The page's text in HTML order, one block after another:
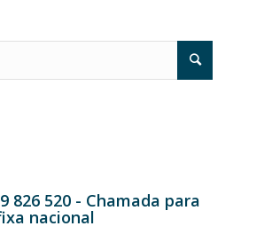
826 520 - Chamada para
nacional